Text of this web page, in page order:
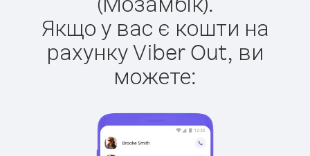
Якщо у вас є кошти на
рахунку Viber Out, ви
можете: